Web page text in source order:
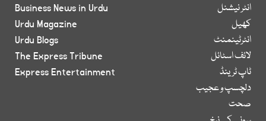
انٹر نیشنل
کھیل
انٹرٹینمنٹ
لائف اسٹائل
ٹاپ ٹرینڈ
دلچسپ و عجیب
صحت
Business News in Urdu
Urdu Magazine
Urdu Blogs
The Express Tribune
Express Entertainment